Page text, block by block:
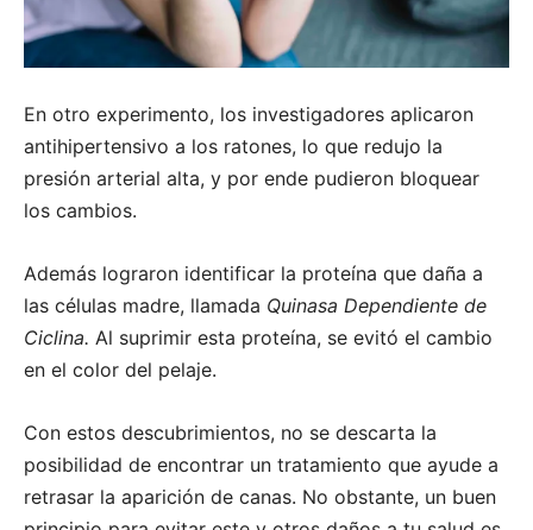
En otro experimento, los investigadores aplicaron
antihipertensivo a los ratones, lo que redujo la
presión arterial alta, y por ende pudieron bloquear
los cambios.
Además lograron identificar la proteína que daña a
las células madre, llamada Quinasa Dependiente de
Ciclina. Al suprimir esta proteína, se evitó el cambio
en el color del pelaje.
Con estos descubrimientos, no se descarta la
posibilidad de encontrar un tratamiento que ayude a
retrasar la aparición de canas. No obstante, un buen